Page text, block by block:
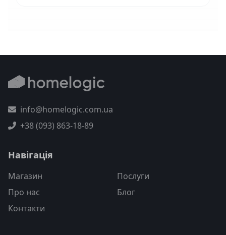
info@homelogic.com.ua
+38 (093) 863-18-89
Навігація
Магазин
Послуги
Про нас
Блог
Контакти